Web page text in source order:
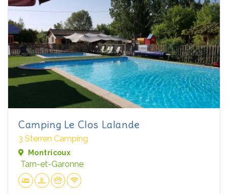
Camping Le Clos Lalande
3 Sterren Camping
Montricoux
Tarn-et-Garonne